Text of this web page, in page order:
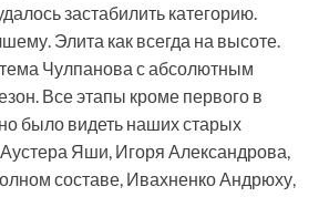
застабилить категорию.
Элита как всегда на высоте.
Чулпанова с абсолютным
Все этапы кроме первого в
было видеть наших старых
Яши, Игоря Александрова,
составе, Ивахненко Андрюху,